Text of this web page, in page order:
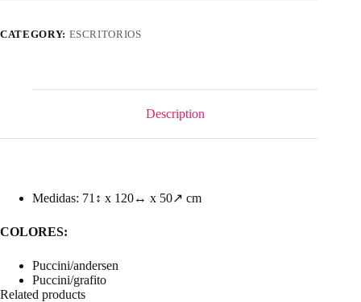
CATEGORY: ESCRITORIOS
Description
Medidas: 71↕ x 120↔ x 50↗ cm
COLORES:
Puccini/andersen
Puccini/grafito
Related products